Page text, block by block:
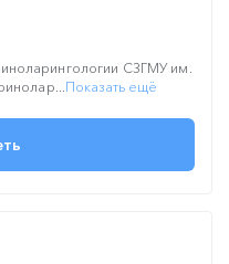
СЗГМУ им.
Показать ещё